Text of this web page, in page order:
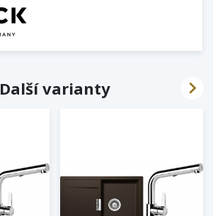
Další varianty 